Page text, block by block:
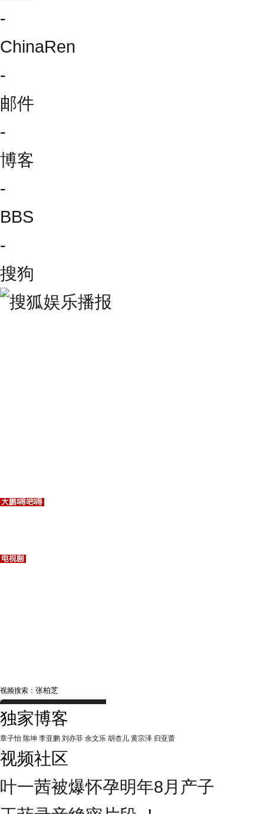
-
ChinaRen
-
邮件
-
博客
-
BBS
-
搜狗
视频搜索：
独家博客
章子怡 陈坤 李亚鹏 刘亦菲 余文乐 胡杏儿 黄宗泽 归亚蕾
视频社区
叶一茜被爆怀孕明年8月产子